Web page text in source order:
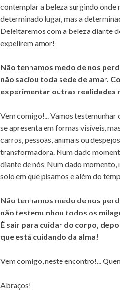
contemplar a beleza surgindo onde
determinado lugar, mas a
Deleitaremos com a beleza diante
expelirem amor!
Não tenhamos medo de nos
não saciou toda sede de amar.
experimentar outras realidades
Vem comigo!... Vamos testemunhar
se apresenta em formas visíveis,
carros, pessoas, animais ou
transformadora. Num dado
diante de nós. Num dado momento,
solo em que pisamos e além do
Não tenhamos medo de nos
não testemunhou todos os
É sair para cuidar do corpo,
que está cuidando da alma!
Vem comigo, neste encontro!...
Abraços!